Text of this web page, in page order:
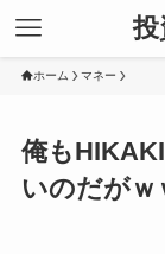
投
ホーム マネー
俺も
いのだがｗ